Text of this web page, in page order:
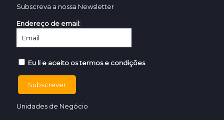
Subscreva a nossa Newsletter
Endereço de email:
Eu li e aceito os termos e condições
Unidades de Negócio